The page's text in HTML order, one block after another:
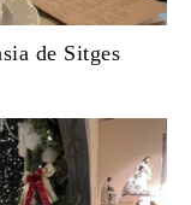
de Sitges